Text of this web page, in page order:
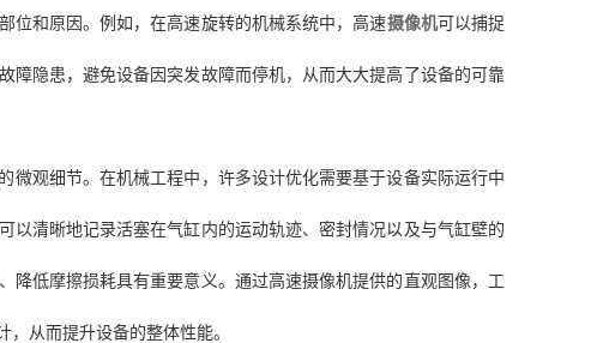
位和原因。例如，在高速旋转的机械系统中，高速摄像机可以捕捉
隐患，避免设备因突发故障而停机，从而大大提高了设备的可靠
微观细节。在机械工程中，许多设计优化需要基于设备实际运行中
清晰地记录活塞在气缸内的运动轨迹、密封情况以及与气缸壁的
低摩擦损耗具有重要意义。通过高速摄像机提供的直观图像，工
从而提升设备的整体性能。